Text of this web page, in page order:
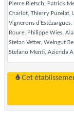
Pierre Rietsch, Patrick
Charlot, Thierry Puzelat,
Vignerons
Roure, Philippe Wies,
Stefan Vetter, Weingut
Stefano Menti, Azienda
Cet établissement propose presque uniquement des "vins